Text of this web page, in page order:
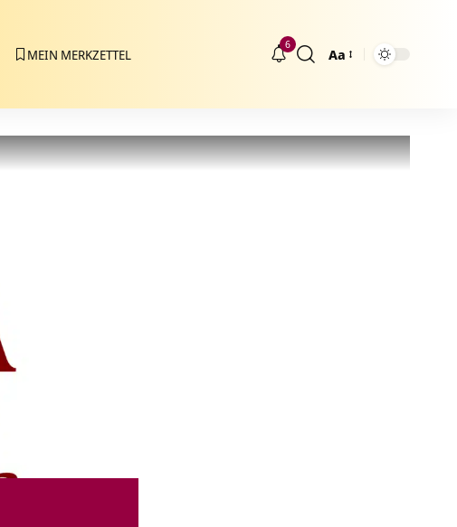
MEIN MERKZETTEL
6
Größenänderung
Aa